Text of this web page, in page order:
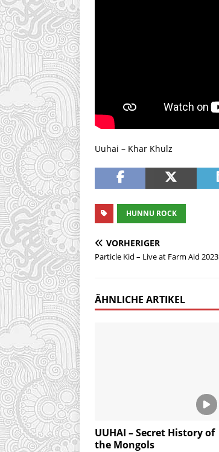
Uuhai – Khar Khulz
HUNNU ROCK
VORHERIGER
Particle Kid – Live at Farm Aid 2023
ÄHNLICHE ARTIKEL
UUHAI – Secret History of
the Mongols